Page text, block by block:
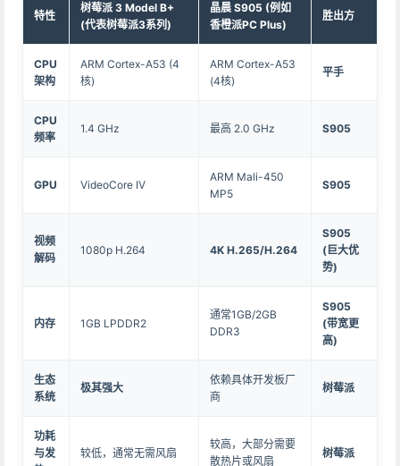
特性
树莓派 3 Model B+
(代表树莓派3系列)
晶晨 S905 (例如
香橙派PC Plus)
胜出方
CPU
架构
ARM Cortex-A53 (4
核)
ARM Cortex-A53
(4核)
平手
CPU
频率
1.4 GHz 最高 2.0 GHz S905
GPU VideoCore IV
ARM Mali-450
MP5
S905
视频
解码
1080p H.264 4K H.265/H.264
S905
(巨大优
势)
内存 1GB LPDDR2
通常1GB/2GB
DDR3
S905
(带宽更
高)
生态
系统
极其强大
依赖具体开发板厂
商
树莓派
功耗
与发
较低，通常无需风扇
较高，大部分需要
散热片或风扇
树莓派